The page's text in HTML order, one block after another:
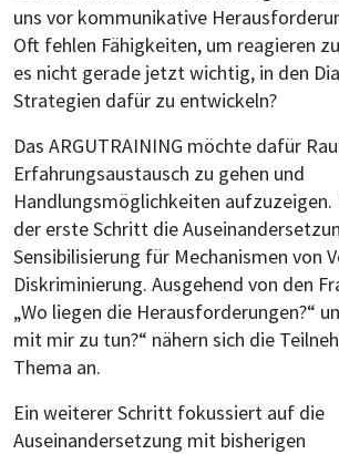
uns vor kommunikative
Oft fehlen Fähigkeiten, um reagieren
es nicht gerade jetzt wichtig, in den
Strategien dafür zu entwickeln?
Das ARGUTRAINING möchte dafür
Erfahrungsaustausch zu gehen und
Handlungsmöglichkeiten
der erste Schritt die
Sensibilisierung für Mechanismen von
Diskriminierung. Ausgehend von den
„Wo liegen die Herausforderungen?“
mit mir zu tun?“ nähern sich die
Thema an.
Ein weiterer Schritt fokussiert auf die
Auseinandersetzung mit bisherigen